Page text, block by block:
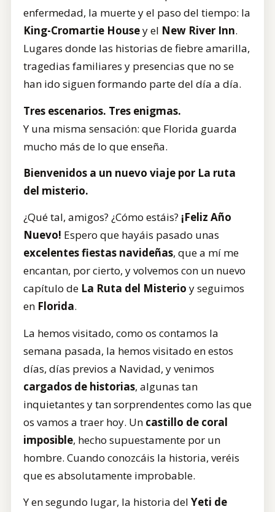
enfermedad, la muerte y el paso del tiempo: la
King-Cromartie Housey el New River Inn.
Lugares donde las historias de fiebre amarilla,
tragedias familiares y presencias que no se
han ido siguen formando parte del día a día.
Tres escenarios. Tres enigmas.
Y una misma sensación: que Florida guarda
mucho más de lo que enseña.
Bienvenidos a un nuevo viaje por La ruta
del misterio.
¿Qué tal, amigos? ¿Cómo estáis? ¡Feliz Año
Nuevo! Espero que hayáis pasado unas
excelentes fiestas navideñas, que a mí me
encantan, por cierto, y volvemos con un nuevo
capítulo de La Ruta del Misterio y seguimos
en Florida.
La hemos visitado, como os contamos la
semana pasada, la hemos visitado en estos
días, días previos a Navidad, y venimos
cargados de historias, algunas tan
inquietantes y tan sorprendentes como las que
os vamos a traer hoy. Un castillo de coral
imposible, hecho supuestamente por un
hombre. Cuando conozcáis la historia, veréis
que es absolutamente improbable.
Y en segundo lugar, la historia del Yeti de